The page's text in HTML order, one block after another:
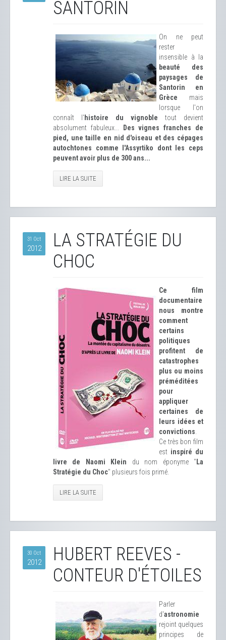
SANTORIN
On ne peut
rester
insensible à la
beauté des
paysages de
Santorin en
Grèce mais
lorsque l'on
connaît l' histoire du vignoble tout devient
absolument fabuleux...
Des vignes franches de
pied, une taille en nid d'oiseau et des cépages
autochtones comme l'Assyrtiko dont les ceps
peuvent avoir plus de 300 ans...
LIRE LA SUITE
31 Oct
2012
LA STRATÉGIE DU
CHOC
Ce film
documentaire
nous montre
comment
certains
politiques
profitent de
catastrophes
plus ou moins
préméditées
pour
appliquer
certaines de
leurs idées et
convictions
Ce très bon film
est inspiré du
livre de Naomi Klein du nom éponyme " La
Stratégie du Choc" plusieurs fois primé.
LIRE LA SUITE
30 Oct
2012
HUBERT REEVES -
CONTEUR D'ÉTOILES
Parler
d'astronomie
rejoint quelques
principes de